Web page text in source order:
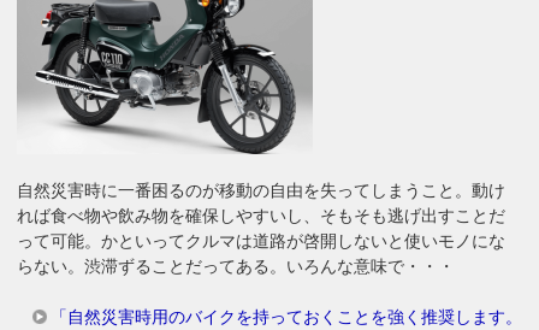
自然災害時に一番困るのが移動の自由を失ってしまうこと。動け
れば食べ物や飲み物を確保しやすいし、そもそも逃げ出すことだ
って可能。かといってクルマは道路が啓開しないと使いモノにな
らない。渋滞ずることだってある。いろんな意味で・・・
「自然災害時用のバイクを持っておくことを強く推奨します。